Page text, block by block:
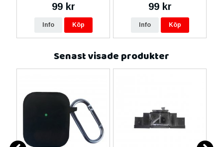
99 kr
Info Köp
99 kr
Info Köp
Senast visade produkter